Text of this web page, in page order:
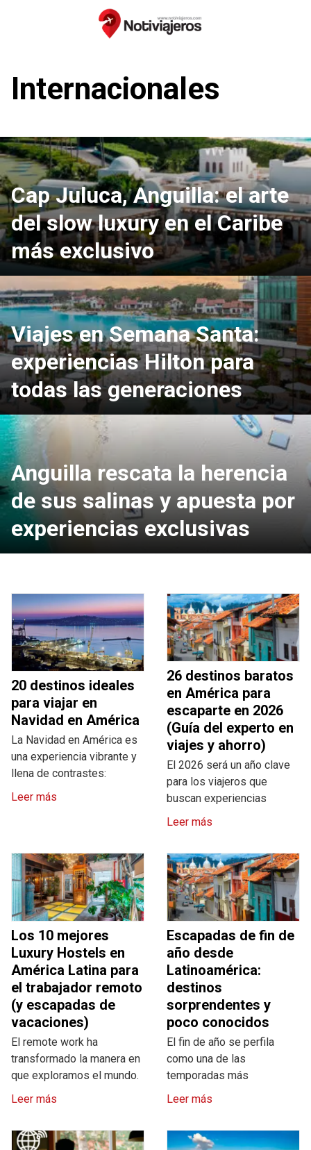
Internacionales
Cap Juluca, Anguilla: el arte
del slow luxury en el Caribe
más exclusivo
Viajes en Semana Santa:
experiencias Hilton para
todas las generaciones
Anguilla rescata la herencia
de sus salinas y apuesta por
experiencias exclusivas
20 destinos ideales
para viajar en
Navidad en América
La Navidad en América es
una experiencia vibrante y
llena de contrastes:
Leer más
26 destinos baratos
en América para
escaparte en 2026
(Guía del experto en
viajes y ahorro)
El 2026 será un año clave
para los viajeros que
buscan experiencias
Leer más
Los 10 mejores
Luxury Hostels en
América Latina para
el trabajador remoto
(y escapadas de
vacaciones)
El remote work ha
transformado la manera en
que exploramos el mundo.
Leer más
Escapadas de fin de
año desde
Latinoamérica:
destinos
sorprendentes y
poco conocidos
El fin de año se perfila
como una de las
temporadas más
Leer más